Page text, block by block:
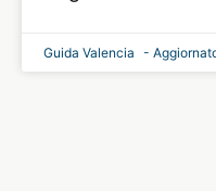
Guida Valencia